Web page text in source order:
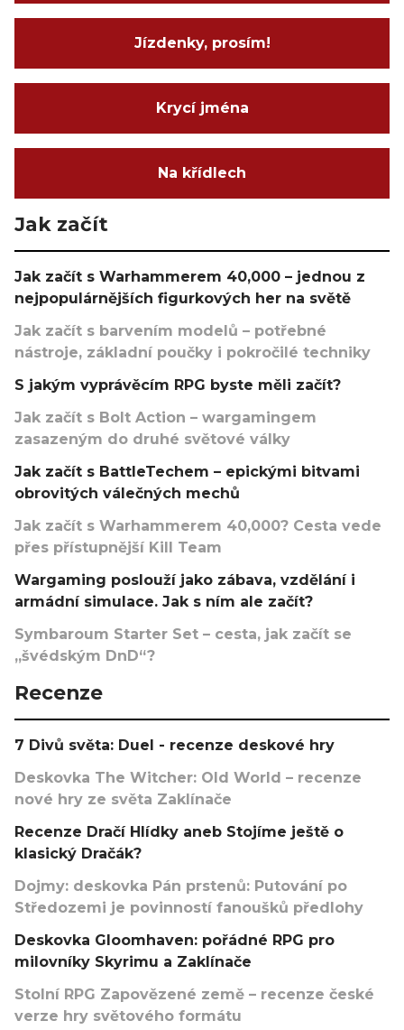
Jízdenky, prosím!
Krycí jména
Na křídlech
Jak začít
Jak začít s Warhammerem 40,000 – jednou z
nejpopulárnějších figurkových her na světě
Jak začít s barvením modelů – potřebné
nástroje, základní poučky i pokročilé techniky
S jakým vyprávěcím RPG byste měli začít?
Jak začít s Bolt Action – wargamingem
zasazeným do druhé světové války
Jak začít s BattleTechem – epickými bitvami
obrovitých válečných mechů
Jak začít s Warhammerem 40,000? Cesta vede
přes přístupnější Kill Team
Wargaming poslouží jako zábava, vzdělání i
armádní simulace. Jak s ním ale začít?
Symbaroum Starter Set – cesta, jak začít se
„švédským DnD“?
Recenze
7 Divů světa: Duel - recenze deskové hry
Deskovka The Witcher: Old World – recenze
nové hry ze světa Zaklínače
Recenze Dračí Hlídky aneb Stojíme ještě o
klasický Dračák?
Dojmy: deskovka Pán prstenů: Putování po
Středozemi je povinností fanoušků předlohy
Deskovka Gloomhaven: pořádné RPG pro
milovníky Skyrimu a Zaklínače
Stolní RPG Zapovězené země – recenze české
verze hry světového formátu